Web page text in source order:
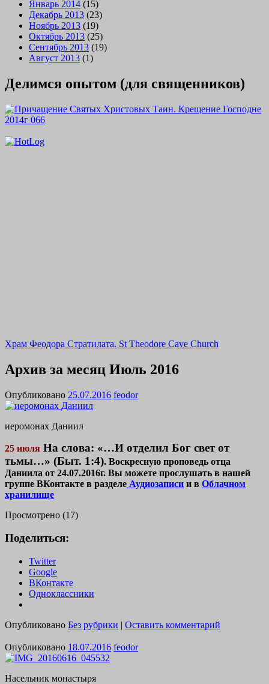
Январь 2014 (15)
Декабрь 2013 (23)
Ноябрь 2013 (19)
Октябрь 2013 (25)
Сентябрь 2013 (19)
Август 2013 (1)
Делимся опытом (для священников)
Храм Феодора Стратилата. St Theodore Cave Church
Архив за месяц Июль 2016
Опубликовано 25.07.2016 feodor
иеромонах Даниил
25 июля На слова: «…И отделил Бог свет от
тьмы…» (Быт. 1:4). Воскресную проповедь отца
Даниила от 24.07.2016г. Вы можете прослушать в нашей
группе ВКонтакте в разделе Аудиозаписи и в Облачном
хранилище
Просмотрено (17)
Поделиться:
Twitter
Google
ВКонтакте
Одноклассники
Опубликовано Без рубрики | Оставить комментарий
Опубликовано 18.07.2016 feodor
Насельник монастыря